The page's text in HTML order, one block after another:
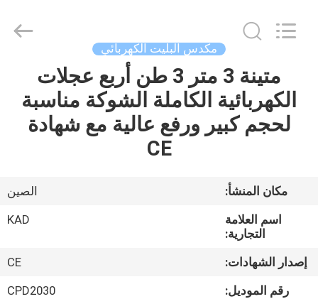
الصفحة
الرئيسية
أشرطة
فيديو
معلومات
Machinery
Co.,Ltd.
مكدس البليت الكهربائي
متينة 3 متر 3 طن أربع عجلات
الكهربائية الكاملة الشوكة مناسبة
لحجم كبير ورفع عالية مع شهادة
CE
مكان المنشأ:
الصين
اسم العلامة
التجارية:
KAD
إصدار الشهادات:
CE
رقم الموديل:
CPD2030